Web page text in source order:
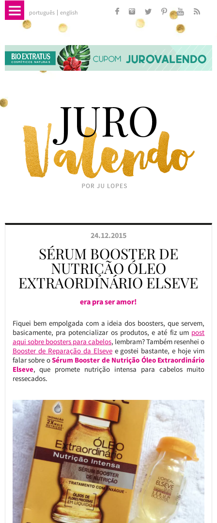
português english
24.12.2015
SÉRUM BOOSTER DE
NUTRIÇÃO ÓLEO
EXTRAORDINÁRIO ELSEVE
era pra ser amor!
Fiquei bem empolgada com a ideia dos boosters, que servem,
basicamente, pra potencializar os produtos, e até fiz um post
aqui sobre boosters para cabelos, lembram? Também resenhei o
Booster de Reparação da Elsevee gostei bastante, e hoje vim
falar sobre oSérum Booster de Nutrição Óleo Extraordinário
Elseve, que promete nutrição intensa para cabelos muito
ressecados.